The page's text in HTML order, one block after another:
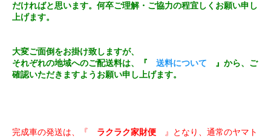
だければと思います。何卒ご理解・ご協力の程宜しくお願い申し
上げます。
大変ご面倒をお掛け致しますが、
それぞれの地域へのご配送料は、『 送料について 』から、ご
確認いただきますようお願い申し上げます。
完成車の発送は、『 ラクラク家財便 』となり、通常のヤマト